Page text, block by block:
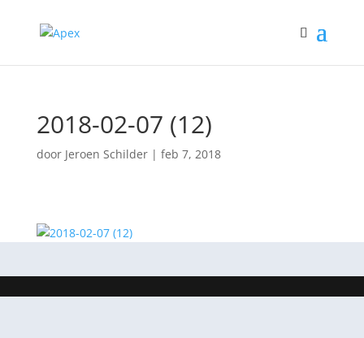
2018-02-07 (12)
door Jeroen Schilder| feb 7, 2018